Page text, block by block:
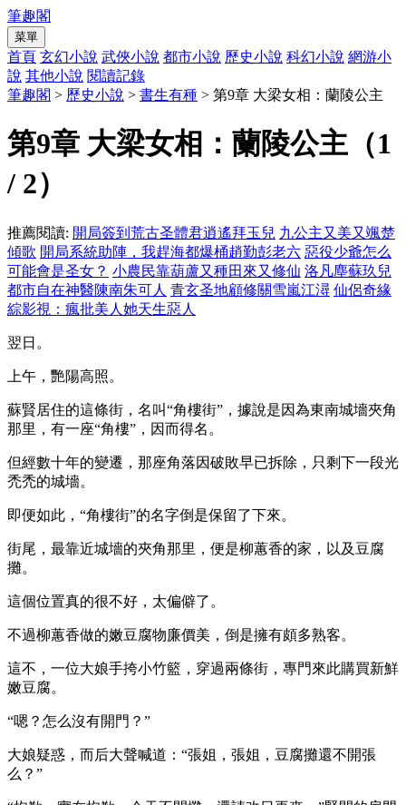
筆趣閣
菜單
首頁 玄幻小說 武俠小說 都市小說 歷史小說 科幻小說 網游小
說 其他小說 閱讀記錄
筆趣閣 > 歷史小說 > 書生有種 > 第9章 大梁女相：蘭陵公主
第9章 大梁女相：蘭陵公主（1
/ 2）
推薦閱讀: 開局簽到荒古圣體君逍遙拜玉兒 九公主又美又颯楚
傾歌 開局系統助陣，我趕海都爆桶趙勤彭老六 惡役少爺怎么
可能會是圣女？ 小農民靠葫蘆又種田來又修仙 洛凡塵蘇玖兒
都市自在神醫陳南朱可人 青玄圣地顧修關雪嵐江潯 仙侶奇緣
綜影視：瘋批美人她天生惡人
翌日。
上午，艷陽高照。
蘇賢居住的這條街，名叫“角樓街”，據說是因為東南城墻夾角
那里，有一座“角樓”，因而得名。
但經數十年的變遷，那座角落因破敗早已拆除，只剩下一段光
禿禿的城墻。
即便如此，“角樓街”的名字倒是保留了下來。
街尾，最靠近城墻的夾角那里，便是柳蕙香的家，以及豆腐
攤。
這個位置真的很不好，太偏僻了。
不過柳蕙香做的嫩豆腐物廉價美，倒是擁有頗多熟客。
這不，一位大娘手挎小竹籃，穿過兩條街，專門來此購買新鮮
嫩豆腐。
“嗯？怎么沒有開門？”
大娘疑惑，而后大聲喊道：“張姐，張姐，豆腐攤還不開張
么？”